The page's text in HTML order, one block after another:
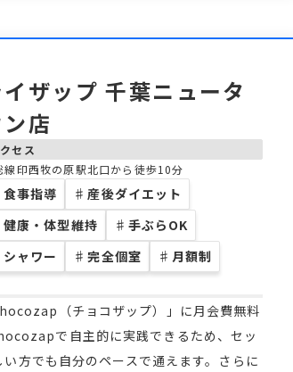
イザップ 千葉ニュータ
店
セス
線印西牧の原駅北口から徒歩10分
食事指導 ♯ 産後ダイエット
健康・体型維持 ♯ 手ぶらOK
シャワー ♯ 完全個室 ♯ 月額制
（チョコザップ）」に月会費無料
で自主的に実践できるため、セッ
方でも自分のペースで通えます。さらに